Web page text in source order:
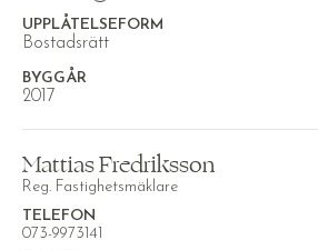
UPPLÅTELSEFORM
Bostadsrätt
BYGGÅR
2017
Mattias Fredriksson
Reg. Fastighetsmäklare
TELEFON
073-9973141